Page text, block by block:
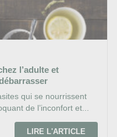
l’adulte et
qui se nourrissent
de l’inconfort et...
LIRE L'ARTICLE